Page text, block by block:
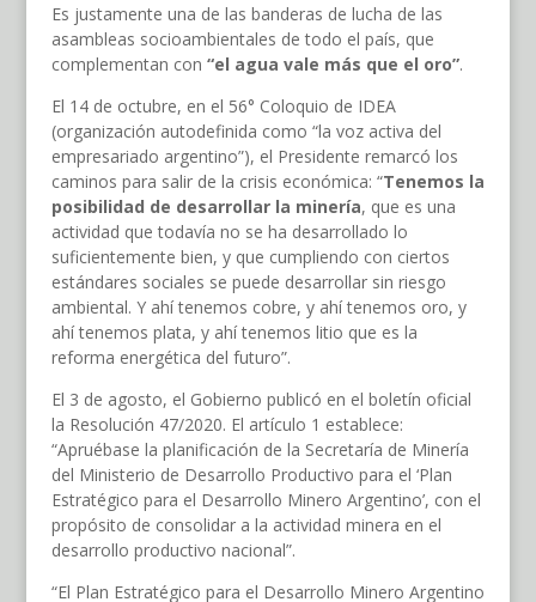
Es justamente una de las banderas de lucha de las
asambleas socioambientales de todo el país, que
complementan con “el agua vale más que el oro”.
El 14 de octubre, en el 56° Coloquio de IDEA
(organización autodefinida como “la voz activa del
empresariado argentino”), el Presidente remarcó los
caminos para salir de la crisis económica: “Tenemos la
posibilidad de desarrollar la minería, que es una
actividad que todavía no se ha desarrollado lo
suficientemente bien, y que cumpliendo con ciertos
estándares sociales se puede desarrollar sin riesgo
ambiental. Y ahí tenemos cobre, y ahí tenemos oro, y
ahí tenemos plata, y ahí tenemos litio que es la
reforma energética del futuro”.
El 3 de agosto, el Gobierno publicó en el boletín oficial
la Resolución 47/2020. El artículo 1 establece:
“Apruébase la planificación de la Secretaría de Minería
del Ministerio de Desarrollo Productivo para el ‘Plan
Estratégico para el Desarrollo Minero Argentino’, con el
propósito de consolidar a la actividad minera en el
desarrollo productivo nacional”.
“El Plan Estratégico para el Desarrollo Minero Argentino